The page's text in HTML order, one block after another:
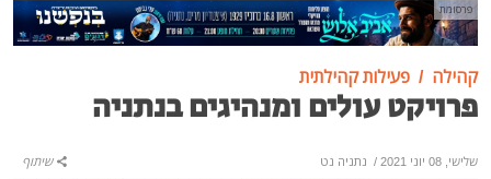
פרסומת
קהילה פעילות קהילתית
פרויקט עולים ומנהיגים בנתניה
שלישי, 08 יוני 2021 / נתניה נט שיתוף